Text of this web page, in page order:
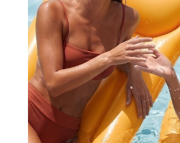
Entrega gratis para
pedidos superiores a
40€